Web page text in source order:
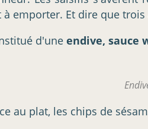
emporter. Et dire que
d'une endive, sauce
au plat, les chips de